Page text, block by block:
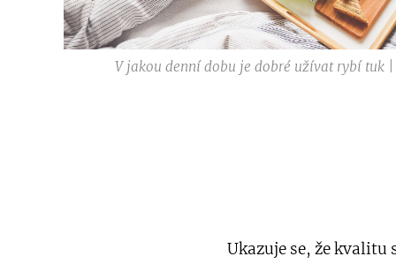
V jakou denní dobu je dobré užívat rybí tuk
Ukazuje se, že